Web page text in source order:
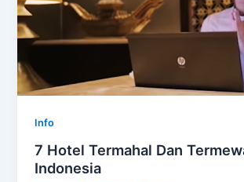
Info
7 Hotel Termahal Dan
Indonesia